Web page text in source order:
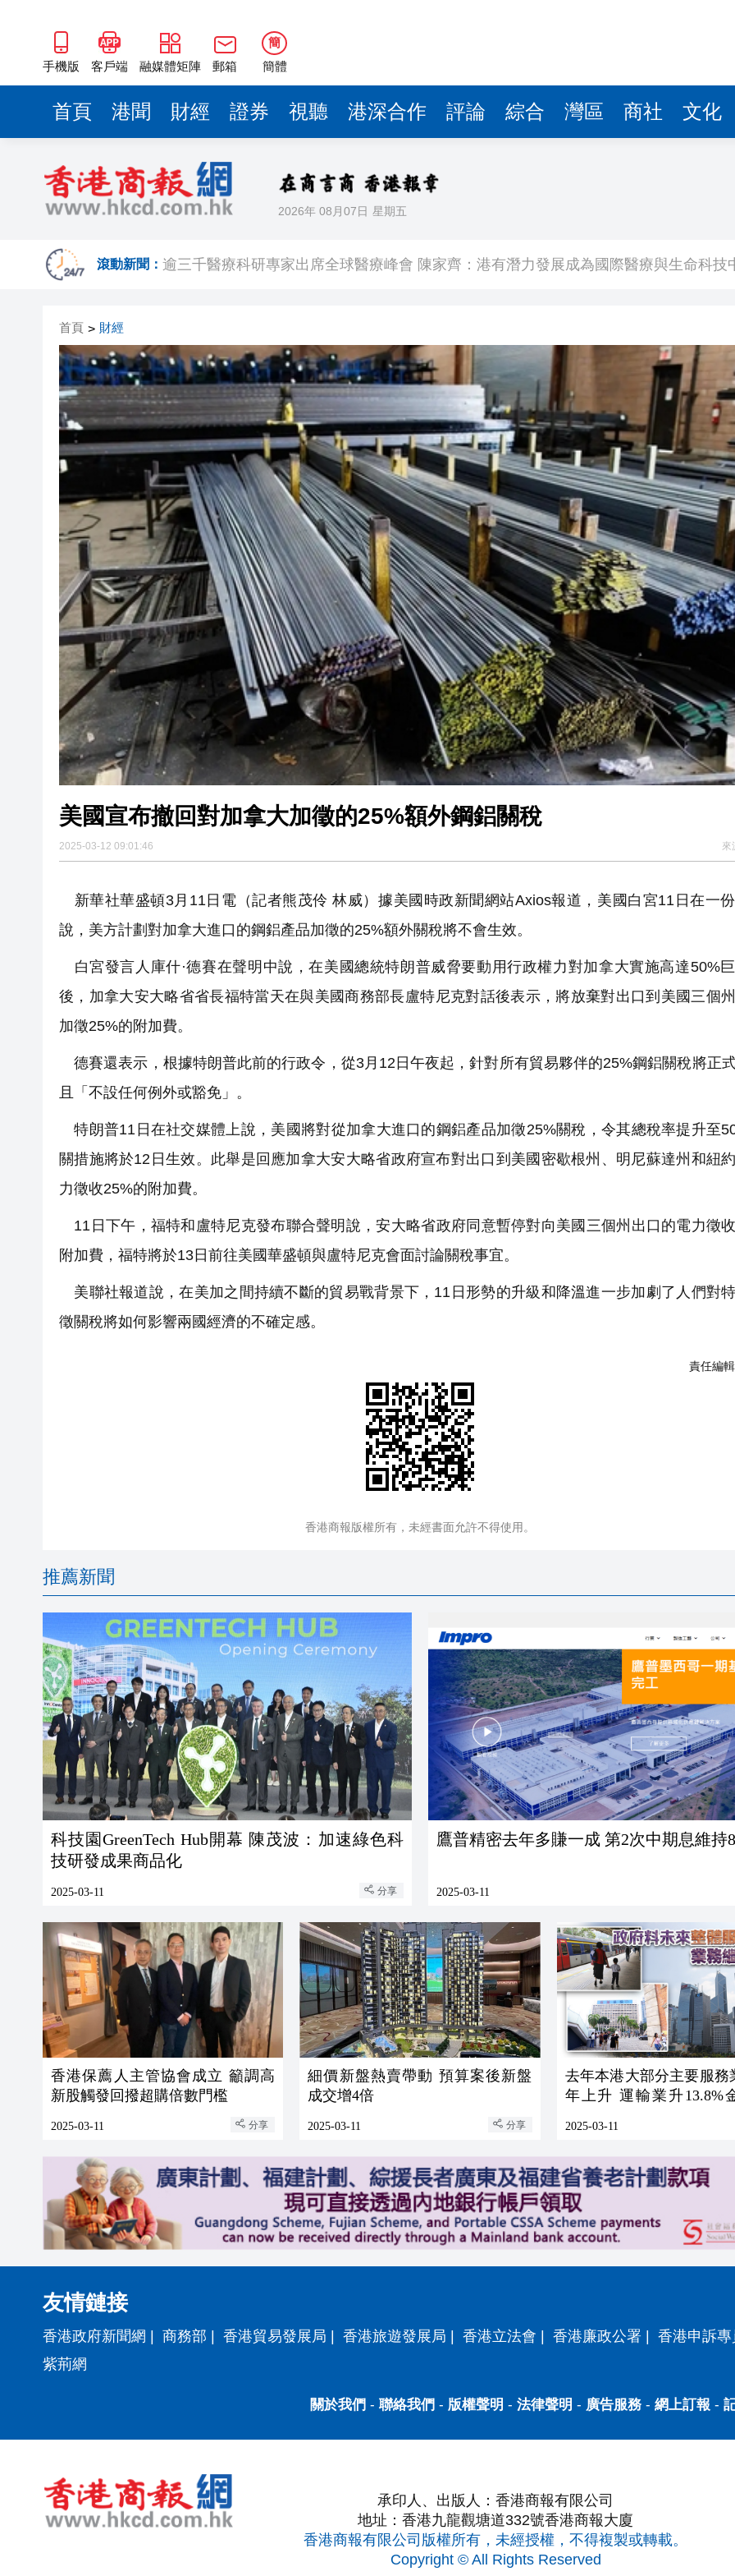
手機版 客戶端 融媒體矩陣 郵箱
簡
簡體
首頁 港聞 財經 證券 視聽 港深合作 評論 綜合 灣區 商社 文化
2026年 08月07日 星期五
滾動新聞：
日本4月底斥6.28萬億日圓干預匯市 破單日紀錄
直播｜保安局局長鄧炳強見傳媒
有片｜「港媒行八閩·山海共潮生」——走進寧德時代
今晚啟德對戰 拜仁維拉可演入球騷
有片丨實力出圈！中國機器人正在「承包」英國零售貨架
首頁 > 財經
美國宣布撤回對加拿大加徵的25%額外鋼鋁關稅
2025-03-12 09:01:46 來
新華社華盛頓3月11日電（記者熊茂伶 林威）據美國時政新聞網站Axios報道，美國白宮11日在一
說，美方計劃對加拿大進口的鋼鋁產品加徵的25%額外關稅將不會生效。
白宮發言人庫什·德賽在聲明中說，在美國總統特朗普威脅要動用行政權力對加拿大實施高達50%
後，加拿大安大略省省長福特當天在與美國商務部長盧特尼克對話後表示，將放棄對出口到美國三個
加徵25%的附加費。
德賽還表示，根據特朗普此前的行政令，從3月12日午夜起，針對所有貿易夥伴的25%鋼鋁關稅將正
且「不設任何例外或豁免」。
特朗普11日在社交媒體上說，美國將對從加拿大進口的鋼鋁產品加徵25%關稅，令其總稅率提升至
關措施將於12日生效。此舉是回應加拿大安大略省政府宣布對出口到美國密歇根州、明尼蘇達州和紐
力徵收25%的附加費。
11日下午，福特和盧特尼克發布聯合聲明說，安大略省政府同意暫停對向美國三個州出口的電力徵
附加費，福特將於13日前往美國華盛頓與盧特尼克會面討論關稅事宜。
美聯社報道說，在美加之間持續不斷的貿易戰背景下，11日形勢的升級和降溫進一步加劇了人們對
徵關稅將如何影響兩國經濟的不確定感。
責任編
香港商報版權所有，未經書面允許不得使用。
推薦新聞
科技園GreenTech Hub開幕 陳茂波：加速綠色科
技研發成果商品化
2025-03-11 分享
鷹普精密去年多賺一成 第2次中期息維持
2025-03-11
香港保薦人主管協會成立 籲調高
新股觸發回撥超購倍數門檻
2025-03-11 分享
細價新盤熱賣帶動 預算案後新盤
成交增4倍
2025-03-11 分享
去年本港大部分主要服務
年上升 運輸業升13.8%
2025-03-11
友情鏈接
香港政府新聞網 商務部 香港貿易發展局 香港旅遊發展局 香港立法會 香港廉政公署
香港申訴
紫荊網
關於我們 - 聯絡我們 - 版權聲明 - 法律聲明 - 廣告服務- 網上訂報 -
承印人、出版人：香港商報有限公司
地址：香港九龍觀塘道332號香港商報大廈
香港商報有限公司版權所有，未經授權，不得複製或轉載。
Copyright © All Rights Reserved